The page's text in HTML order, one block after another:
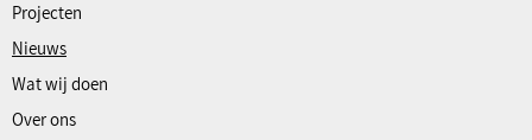
Projecten
Nieuws
Wat wij doen
Over ons